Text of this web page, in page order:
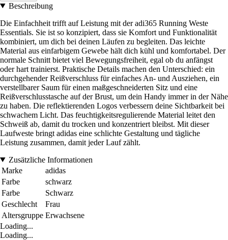
Beschreibung
Die Einfachheit trifft auf Leistung mit der adi365 Running Weste
Essentials. Sie ist so konzipiert, dass sie Komfort und Funktionalität
kombiniert, um dich bei deinen Läufen zu begleiten. Das leichte
Material aus einfarbigem Gewebe hält dich kühl und komfortabel. Der
normale Schnitt bietet viel Bewegungsfreiheit, egal ob du anfängst
oder hart trainierst. Praktische Details machen den Unterschied: ein
durchgehender Reißverschluss für einfaches An- und Ausziehen, ein
verstellbarer Saum für einen maßgeschneiderten Sitz und eine
Reißverschlusstasche auf der Brust, um dein Handy immer in der Nähe
zu haben. Die reflektierenden Logos verbessern deine Sichtbarkeit bei
schwachem Licht. Das feuchtigkeitsregulierende Material leitet den
Schweiß ab, damit du trocken und konzentriert bleibst. Mit dieser
Laufweste bringt adidas eine schlichte Gestaltung und tägliche
Leistung zusammen, damit jeder Lauf zählt.
Zusätzliche Informationen
Marke
adidas
Farbe
schwarz
Farbe
Schwarz
Geschlecht
Frau
Altersgruppe Erwachsene
Loading...
Loading...